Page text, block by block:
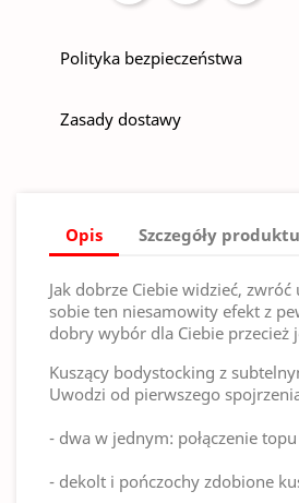
Polityka bezpieczeństwa
Zasady dostawy
Opis Szczegóły produktu
Jak dobrze Ciebie widzieć,
sobie ten niesamowity efekt z
dobry wybór dla Ciebie przecież
Kuszący bodystocking z
Uwodzi od pierwszego
- dwa w jednym: połączenie
- dekolt i pończochy zdobione